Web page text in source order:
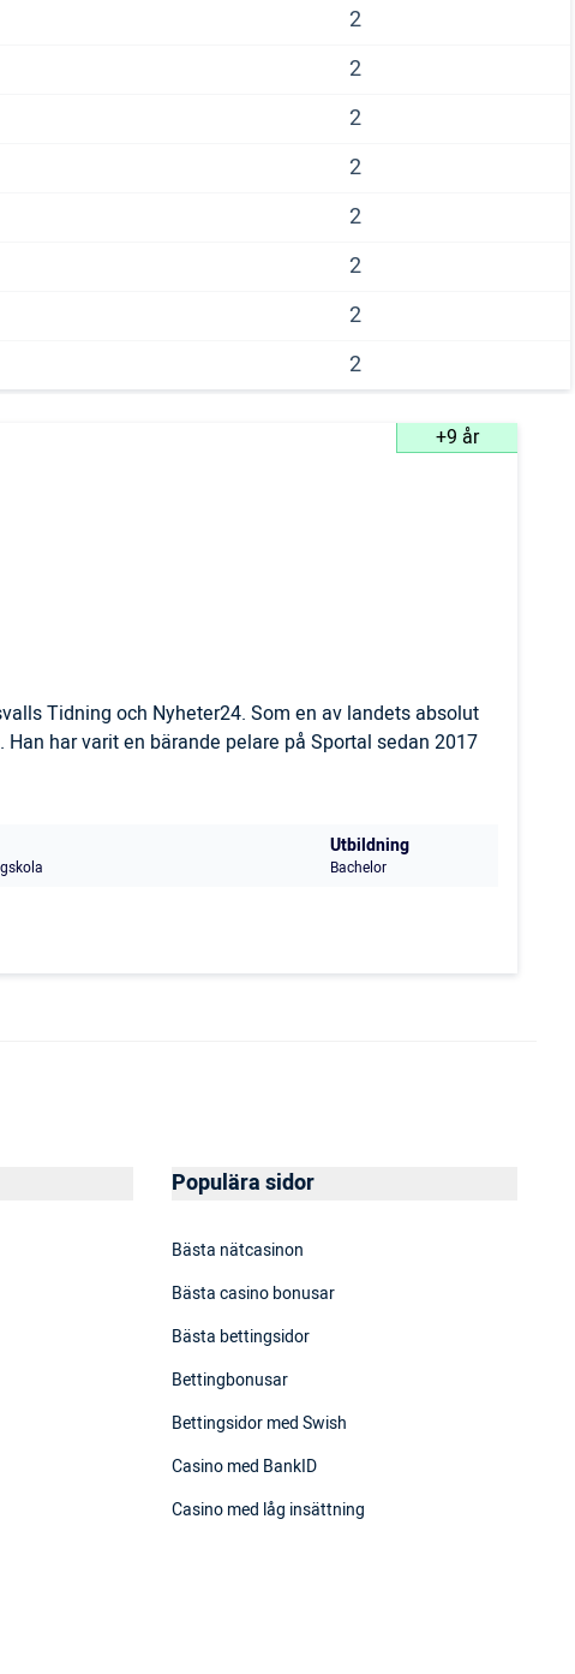
2
2
2
2
2
2
2
2
Tidning och Nyheter24. Som en av landets absolut
har varit en bärande pelare på Sportal sedan 2017
Utbildning
Bachelor
+9 år
Populära sidor
Bästa nätcasinon
Bästa casino bonusar
Bästa bettingsidor
Bettingbonusar
Bettingsidor med Swish
Casino med BankID
Casino med låg insättning